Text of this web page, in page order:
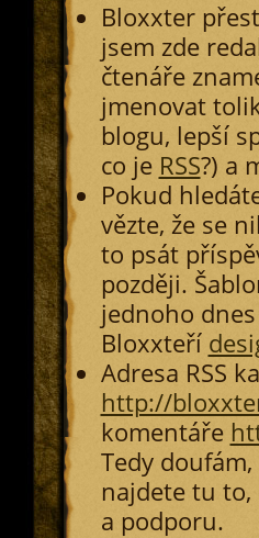
Bloxxter
jsem zde
čtenáře
jmenovat
blogu, lepší
co je RSS?) a
Pokud
vězte, že se
to psát
později.
jednoho
Bloxxteří
Adresa RSS
http://
komentáře
Tedy
najdete tu to,
a podporu.